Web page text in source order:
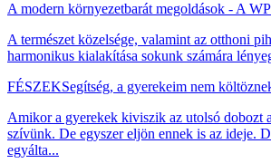
A modern környezetbarát megoldások - A
A természet közelsége, valamint az otthoni
harmonikus kialakítása sokunk számára
FÉSZEKSegítség, a gyerekeim nem
Amikor a gyerekek kiviszik az utolsó dobozt
szívünk. De egyszer eljön ennek is az ideje.
egyálta...